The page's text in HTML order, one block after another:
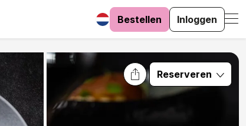
Bestellen Inloggen
Reserveren